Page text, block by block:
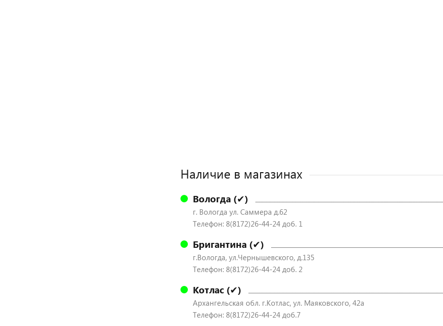
Наличие в магазинах
Вологда (✔)
г. Вологда ул. Саммера д.62
Телефон: 8(8172)26-44-24 доб. 1
Бригантина (✔)
г.Вологда, ул.Чернышевского, д.135
Телефон: 8(8172)26-44-24 доб. 2
Котлас (✔)
Архангельская обл. г.Котлас, ул. Маяковского, 42а
Телефон: 8(8172)26-44-24 доб.7